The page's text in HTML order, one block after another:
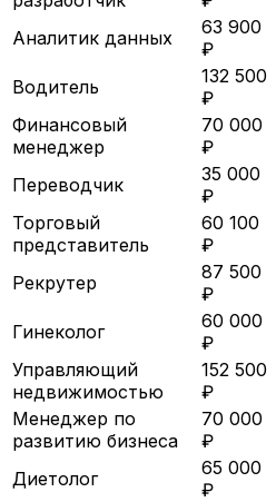
Аналитик данных
63 900
₽
Водитель
132 500
₽
Финансовый
менеджер
70 000
₽
Переводчик
35 000
₽
Торговый
представитель
60 100
₽
Рекрутер
87 500
₽
Гинеколог
60 000
₽
Управляющий
недвижимостью
152 500
₽
Менеджер по
развитию бизнеса
70 000
₽
Диетолог
65 000
₽